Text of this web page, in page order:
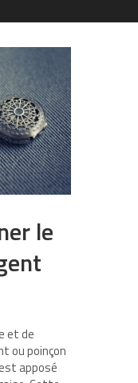
le
et de
ou poinçon
apposé